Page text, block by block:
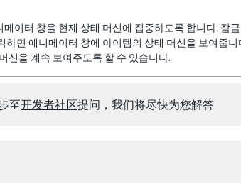
이터 창을 현재 상태 머신에 집중하도록 합니다. 잠
하면 애니메이터 창에 아이템의 상태 머신을 보여줍
신을 계속 보여주도록 할 수 있습니다.
至开发者社区提问，我们将尽快为您解答